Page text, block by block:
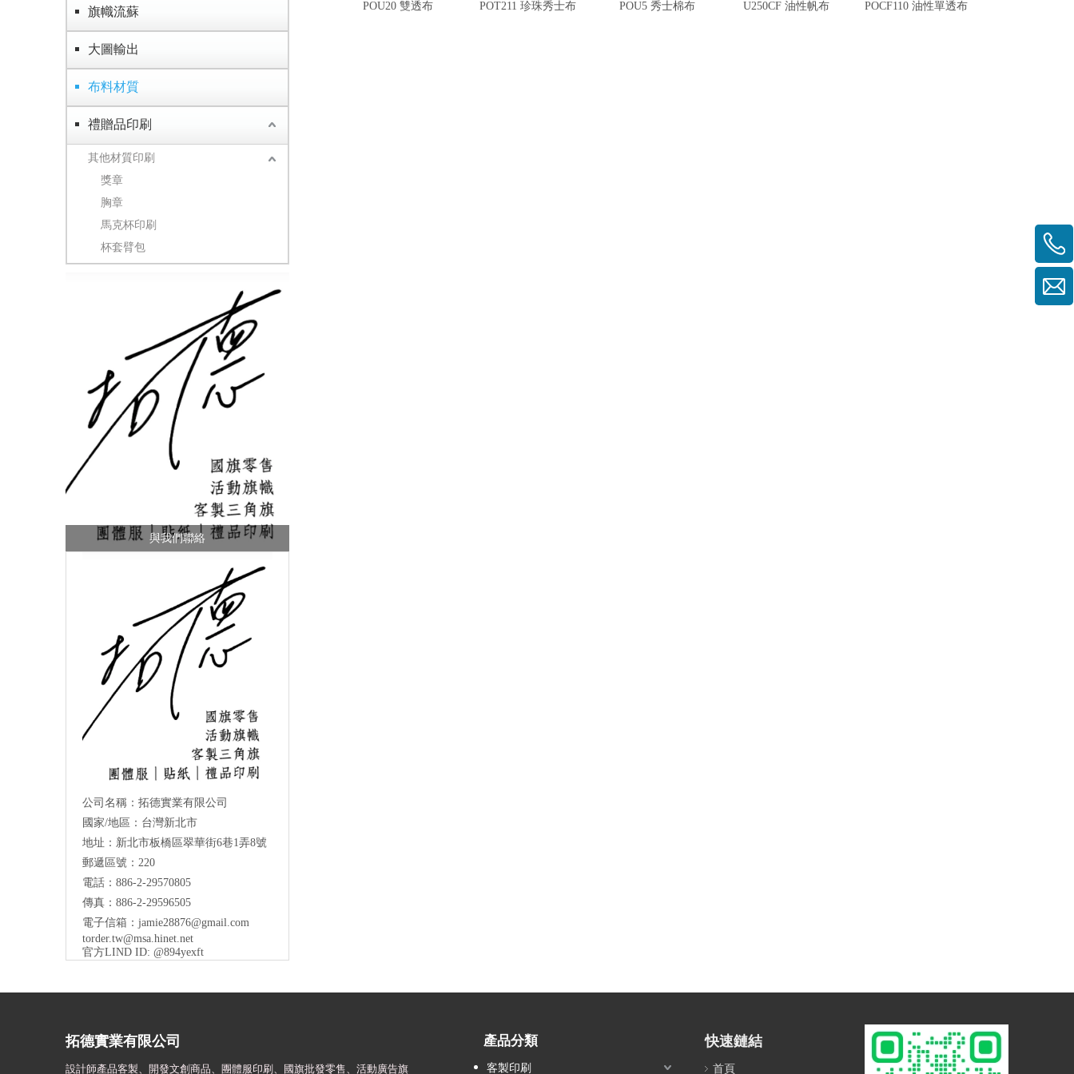
旗幟流蘇
大圖輸出
布料材質
禮贈品印刷
其他材質印刷
獎章
胸章
馬克杯印刷
杯套臂包
與我們聯絡
公司名稱：拓德實業有限公司
國家/地區：台灣新北市
地址：新北市板橋區翠華街6巷1弄8號
郵遞區號：220
電話：886-2-29570805
傳真：886-2-29596505
電子信箱： jamie28876@gmail.com
torder.tw@msa.hinet.net
官方LIND ID: @894yexft
POU20 雙透布 POT211 珍珠秀士布 POU5 秀士棉布 U250CF 油性帆布 POCF110 油性單透布
拓德實業有限公司
設計師產品客製、開發文創商品、團體服印刷、 國旗批發零售、活動廣告旗
產品分類
客製印刷
快速鏈結
首頁